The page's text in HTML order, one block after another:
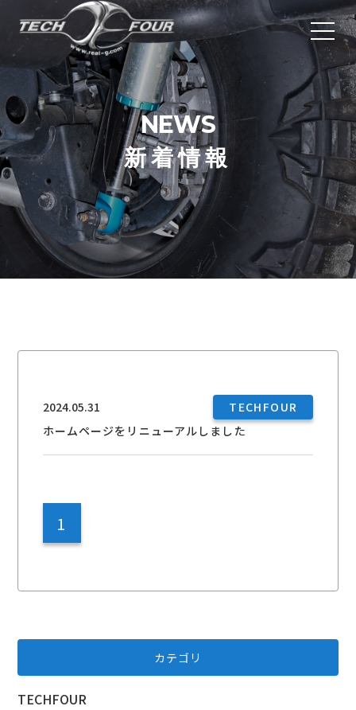
NEW​​​​​​​S
新着情報
2024.05.31
TECHFOUR
ホームページをリニューアルしました
1
カテゴリ
TECHFOUR